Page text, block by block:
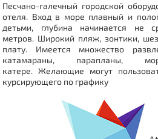
Песчано-галечный городской
отеля. Вход в море плавный и
детьми, глубина начинается не
метров. Широкий пляж, зонтики,
плату. Имеется множество
катамараны, парапланы,
катере.Желающие могут
курсирующего по графику